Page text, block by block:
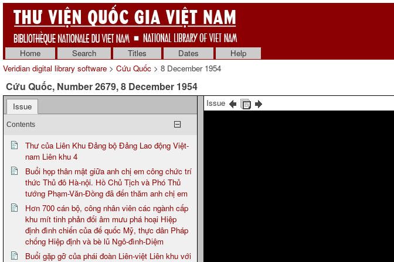
Home Search Titles Dates
Help
Veridian digital library software > Cứu Quốc > 8 December 1954
Cứu Quốc, Number 2679, 8 December 1954
Issue
Contents
Thư của Liên Khu Đảng bộ Đảng Lao động Việt-
nam Liên khu 4
Buổi họp thân mật giữa anh chị em công chức trí
thức Thủ đô Hà-nội. Hồ Chủ Tịch và Phó Thủ
tướng Phạm-Văn-Đồng đã đến thăm anh chị em
Hơn 700 cán bộ, công nhân viên các ngành cấp
khu mít tinh phản đối âm mưu phá hoại Hiệp
định đình chiến của đế quốc Mỹ, thực dân Pháp
chống Hiệp định và bè lũ Ngô-đình-Diệm
Buổi gặp gỡ của phái đoàn Liên-việt Liên khu với
Issue